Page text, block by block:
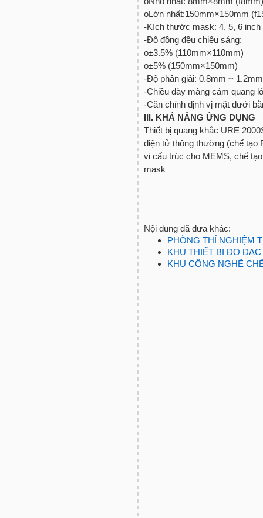
oLớn nhất:150mm×150mm
-Kích thước mask: 4, 5, 6 inch
-Độ đồng đều chiếu sáng:
o±3.5% (110mm×110mm)
o±5% (150mm×150mm)
-Độ phân giải: 0.8mm ~ 1.2mm
-Chiều dày màng cảm quang
-Căn chỉnh định vị mặt dưới
III. KHẢ NĂNG ỨNG DỤNG
Thiết bị quang khắc URE
điện tử thông thường (chế tạo
vi cấu trúc cho MEMS, chế
mask
Nội dung đã đưa khác:
PHÒNG THÍ NGHIỆM
KHU THIẾT BỊ ĐO
KHU CÔNG NGHỆ